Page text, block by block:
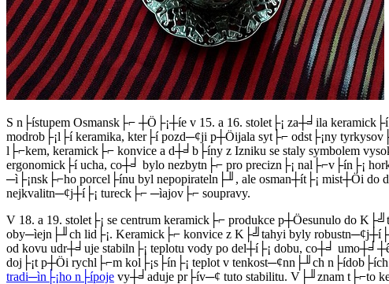
S n├ístupem Osmansk├⌐ ┼Ö├¡┼íe v 15. a 16. stolet├¡ za┼╛ila
modrob├¡l├í keramika, kter├í pozd─¢ji p┼Öijala syt├⌐ odst├¡ny
l├⌐kem, keramick├⌐ konvice a d┼╛b├íny z Izniku se staly symbolem
ergonomick├í ucha, co┼╛ bylo nezbytn├⌐ pro precizn├¡ nal├⌐v├ín├¡
─ì├¡nsk├⌐ho porcel├ínu byl nepopirateln├╜, ale osman┼ít├¡ mist┼Öi
nejkvalitn─¢j┼í├¡ tureck├⌐ ─ìajov├⌐ soupravy.
V 18. a 19. stolet├¡ se centrum keramick├⌐ produkce p┼Öesunulo do
oby─ìejn├╜ch lid├¡. Keramick├⌐ konvice z K├╝tahyi byly
od kovu udr┼╛uje stabiln├¡ teplotu vody po del┼í├¡ dobu, co┼╛
doj├¡t p┼Öi rychl├⌐m kol├¡s├ín├¡ teplot v tenkost─¢nn├╜ch
tradi─ìn├¡ho n├ípoje vy┼╛aduje pr├ív─¢ tuto stabilitu. V├╜znam t├⌐to